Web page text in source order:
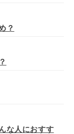
？
な人におすす